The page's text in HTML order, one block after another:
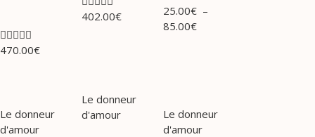

470.00€
402.00€
25.00€ –
85.00€
Le donneur
d'amour
Le donneur
d'amour
Le donneur
d'amour